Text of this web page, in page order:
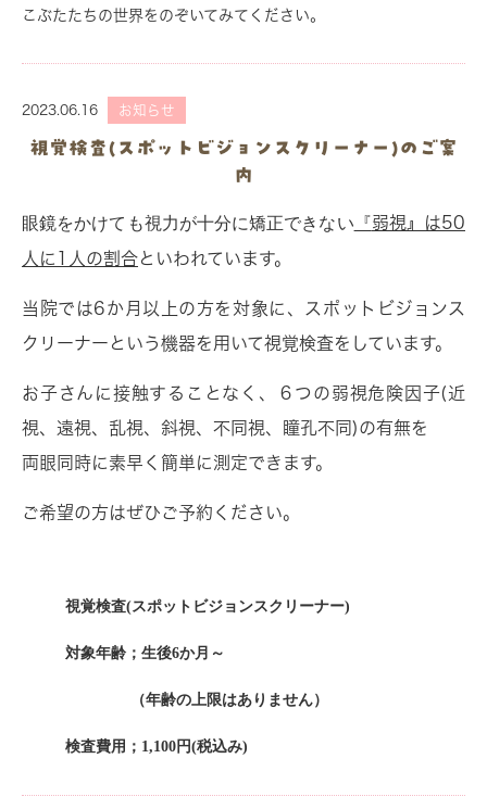
こぶたたちの世界をのぞいてみてください。
2023.06.16 お知らせ
視覚検査(スポットビジョンスクリーナー)のご案
内
眼鏡をかけても視力が十分に矯正できない 『 弱視』は50
人に1人の割合といわれています。
当院では6か月以上の方を対象に、スポットビジョンス
クリーナーという機器を用いて視覚検査をしています。
お子さんに接触することなく、６つの弱視危険因子(近
視、遠視、乱視、斜視、不同視、瞳孔不同)の有無を
両眼同時に素早く簡単に測定できます。
ご希望の方はぜひご予約ください。
視覚検査(スポットビジョンスクリーナー)
対象年齢；生後6か月～
（年齢の上限はありません）
検査費用； 1,100 円(税込み)